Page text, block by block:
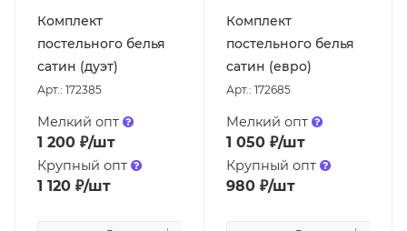
Комплект
постельного белья
сатин (дуэт)
Арт.: 172385
Мелкий опт
1 200 ₽/шт
Крупный опт
1 120 ₽/шт
Комплект
постельного белья
сатин (евро)
Арт.: 172685
Мелкий опт
1 050₽/шт
Крупный опт
980₽/шт